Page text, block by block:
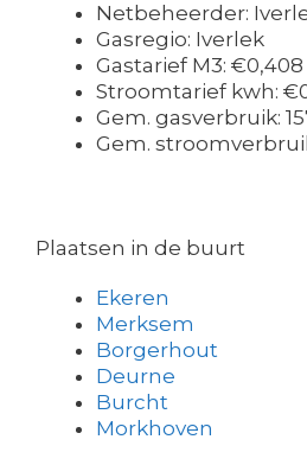
Netbeheerder:
Gasregio: Iverlek
Gastarief M3: €0,408
Stroomtarief kwh:
Gem. gasverbruik:
Gem.
Plaatsen in de buurt
Ekeren
Merksem
Borgerhout
Deurne
Burcht
Morkhoven